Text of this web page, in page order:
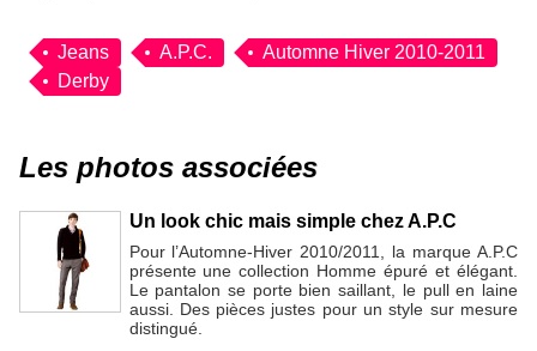
Jeans A.P.C.
Automne Hiver 2010-2011
Derby
Les photos associées
Un look chic mais simple chez A.P.C
Pour l’Automne-Hiver 2010/2011, la marque A.P.C
présente une collection Homme épuré et élégant.
Le pantalon se porte bien saillant, le pull en laine
aussi. Des pièces justes pour un style sur mesure
distingué.